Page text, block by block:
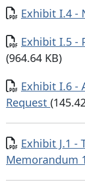
Documento
Exhibit I.4 -
Documento
Exhibit I.5 -
(964.64 KB)
Documento
Exhibit I.6 -
Request
Documento
Exhibit J.1 -
Memorandum